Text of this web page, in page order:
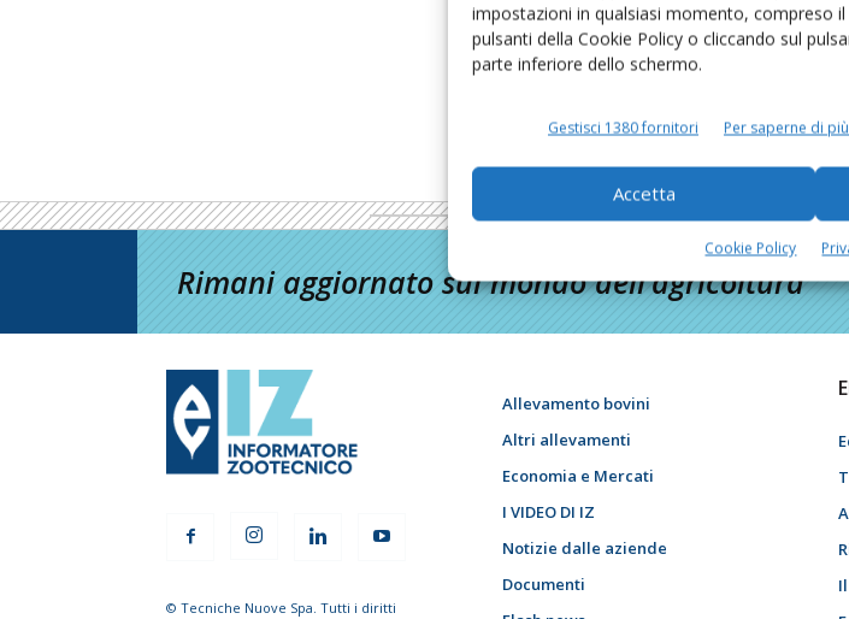
impostazioni in qualsiasi momento, compreso
pulsanti della Cookie Policy o cliccando sul
parte inferiore dello schermo.
Gestisci 1380 fornitori Per saperne di
Accetta
Cookie Policy
Rimani aggiornato sul mondo dell’agricoltura
© Tecniche Nuove Spa. Tutti i diritti
Allevamento bovini
Altri allevamenti
Economia e Mercati
I VIDEO DI IZ
Notizie dalle aziende
Documenti